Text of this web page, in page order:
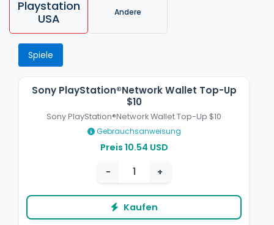
Playstation
USA
Andere
Spiele
Sony PlayStation®Network Wallet Top-Up
$10
Sony PlayStation®Network Wallet Top-Up $10
Gebrauchsanweisung
Preis 10.54 USD
−
+
Kaufen